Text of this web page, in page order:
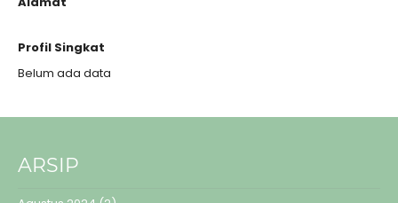
Profil Singkat
Belum ada data
ARSIP